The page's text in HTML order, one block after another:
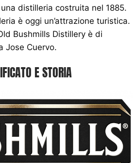
distilleria costruita nel 1885.
è oggi un’attrazione turistica.
Bushmills Distillery è di
Jose Cuervo.
E STORIA